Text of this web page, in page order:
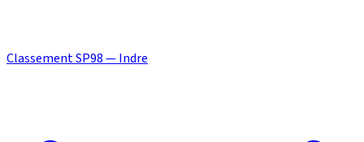
Classement SP98 — Indre